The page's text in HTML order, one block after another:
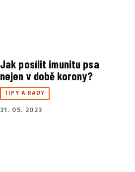
Jak posílit imunitu psa
nejen v době korony?
TIPY A RADY
31. 05. 2023